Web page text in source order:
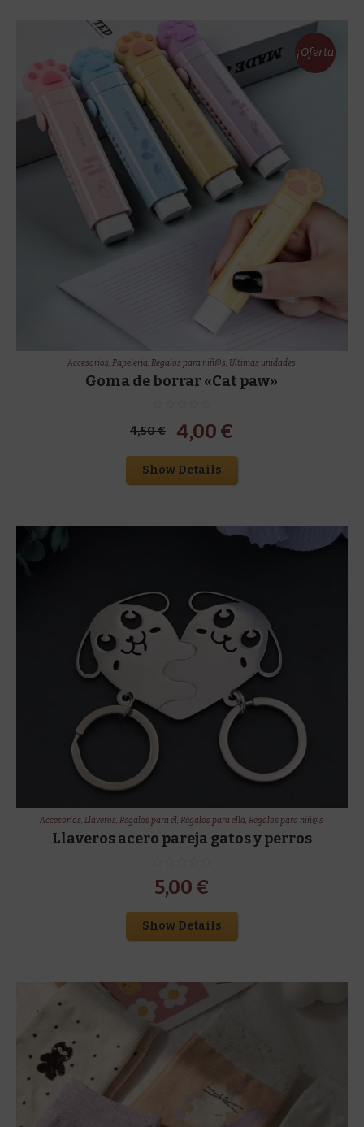
13,00 €.
12,00 €.
¡Oferta
Accesorios,Papeleria,Regalos para niñ@s, Últimas unidades
Goma de borrar «Cat paw»
4,50€
El
precio
original
4,50 €.
4,00 €
precio
actual
4,00 €.
Show Details
Accesorios,Llaveros,Regalos para él,Regalos para ella,Regalos para niñ@s
Llaveros acero pareja gatos y perros
5,00 €
Show Details